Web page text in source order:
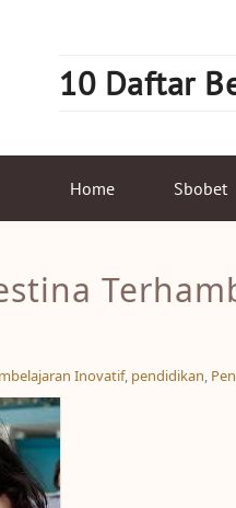
10 Daftar
Home Sbobet
Inovatif, pendidikan,